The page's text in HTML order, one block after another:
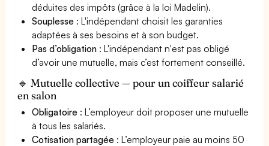
déduites des impôts (grâce à la loi Madelin).
Souplesse : L'indépendant choisit les garanties
adaptées à ses besoins et à son budget.
Pas d’obligation : L'indépendant n'est pas obligé
d’avoir une mutuelle, mais c’est fortement conseillé.
🔹 Mutuelle collective — pour un coiffeur salarié
en salon
Obligatoire : L’employeur doit proposer une mutuelle
à tous les salariés.
Cotisation partagée : L’employeur paie au moins 50